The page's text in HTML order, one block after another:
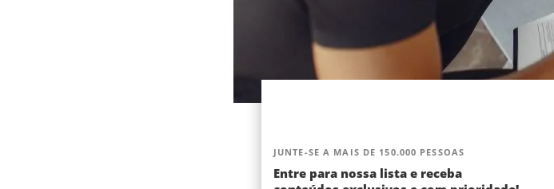
JUNTE-SE A MAIS DE 150.000 PESSOAS
Entre para nossa lista e receba